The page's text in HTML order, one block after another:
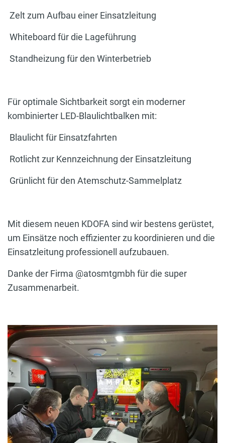
Zelt zum Aufbau einer Einsatzleitung
Whiteboard für die Lageführung
Standheizung für den Winterbetrieb
Für optimale Sichtbarkeit sorgt ein moderner
kombinierter LED-Blaulichtbalken mit:
Blaulicht für Einsatzfahrten
Rotlicht zur Kennzeichnung der Einsatzleitung
Grünlicht für den Atemschutz-Sammelplatz
Mit diesem neuen KDOFA sind wir bestens gerüstet,
um Einsätze noch effizienter zu koordinieren und die
Einsatzleitung professionell aufzubauen.
Danke der Firma @atosmtgmbh für die super
Zusammenarbeit.